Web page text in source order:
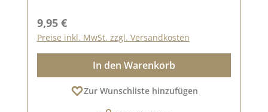
Regulärer Preis:
9,95 €
Preise inkl. MwSt. zzgl. Versandkosten
In den Warenkorb
Zur Wunschliste hinzufügen